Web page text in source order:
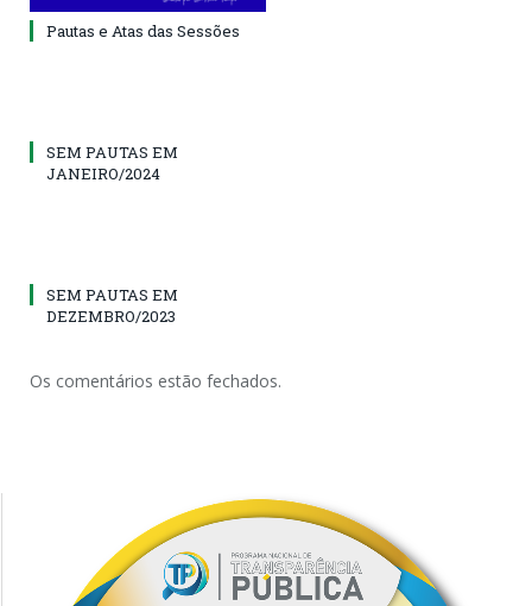
Pautas e Atas das Sessões
SEM PAUTAS EM
JANEIRO/2024
SEM PAUTAS EM
DEZEMBRO/2023
Os comentários estão fechados.